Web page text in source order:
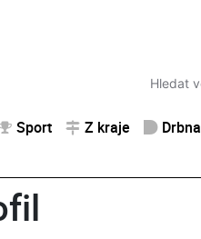
Sport Z kraje Drbna